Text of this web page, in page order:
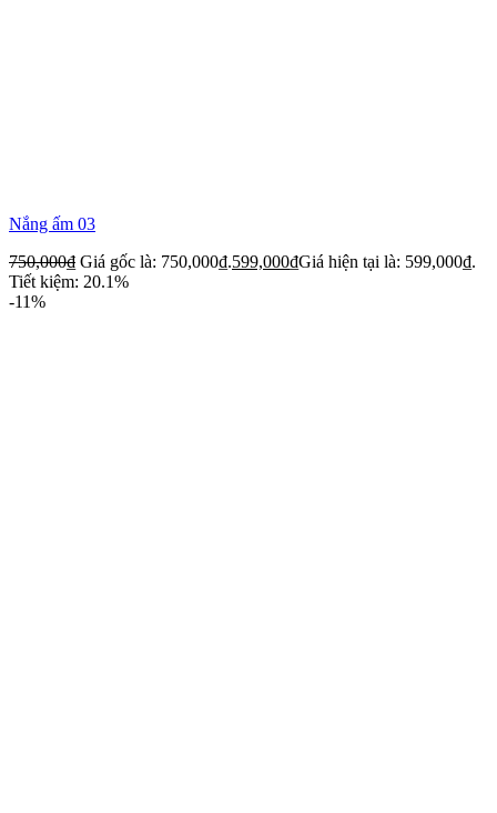
Nắng ấm 03
750,000₫ Giá gốc là: 750,000₫.599,000₫Giá hiện tại là: 599,000₫.
Tiết kiệm: 20.1%
-11%